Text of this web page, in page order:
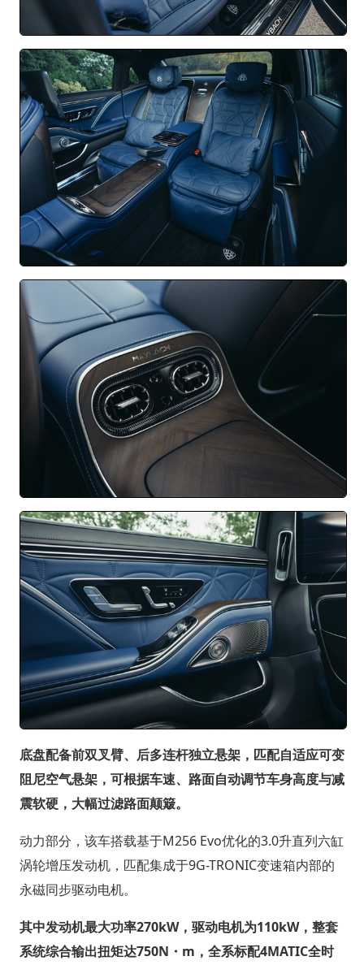
底盘配备前双叉臂、后多连杆独立悬架，匹配自适应可变
阻尼空气悬架，可根据车速、路面自动调节车身高度与减
震软硬，大幅过滤路面颠簸。
动力部分，该车搭载基于M256 Evo优化的3.0升直列六缸
涡轮增压发动机，匹配集成于9G-TRONIC变速箱内部的
永磁同步驱动电机。
其中发动机最大功率270kW，驱动电机为110kW，整套
系统综合输出扭矩达750N・m，全系标配4MATIC全时